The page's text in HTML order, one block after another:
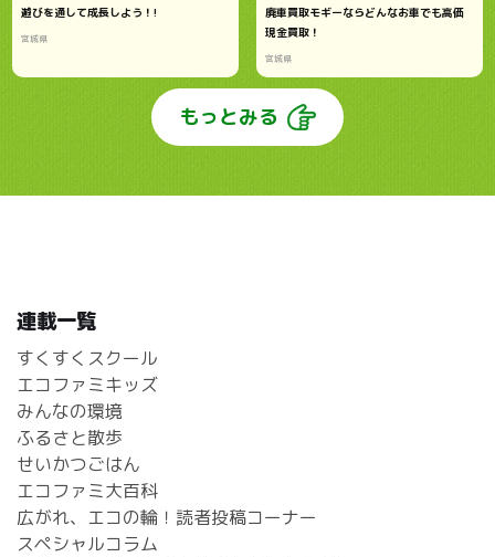
遊びを通して成長しよう！!
宮城県
廃車買取モギーならどんなお車でも高価
現金買取！
宮城県
もっとみる
連載一覧
すくすくスクール
エコファミキッズ
みんなの環境
ふるさと散歩
せいかつごはん
エコファミ大百科
広がれ、エコの輪！読者投稿コーナー
スペシャルコラム